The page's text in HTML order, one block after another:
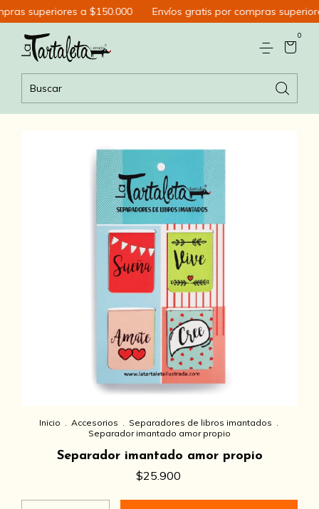
superiores a $150.000 Envíos gratis por compras
0
Inicio . Accesorios . Separadores de libros imantados .
Separador imantado amor propio
Separador imantado amor propio
$25.900